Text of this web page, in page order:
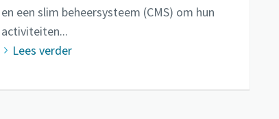
en een slim beheersysteem (CMS) om hun
activiteiten...
Lees verder